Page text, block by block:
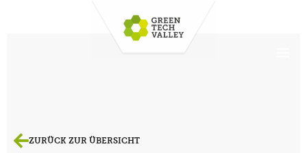
ZURÜCK ZUR ÜBERSICHT